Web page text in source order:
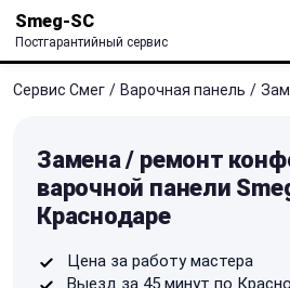
Smeg-SC
Постгарантийный сервис
Сервис Смег / Варочная панель /
Замена / ремонт
варочной панели
Краснодаре
Цена за работу мастера
Выезд за 45 минут по